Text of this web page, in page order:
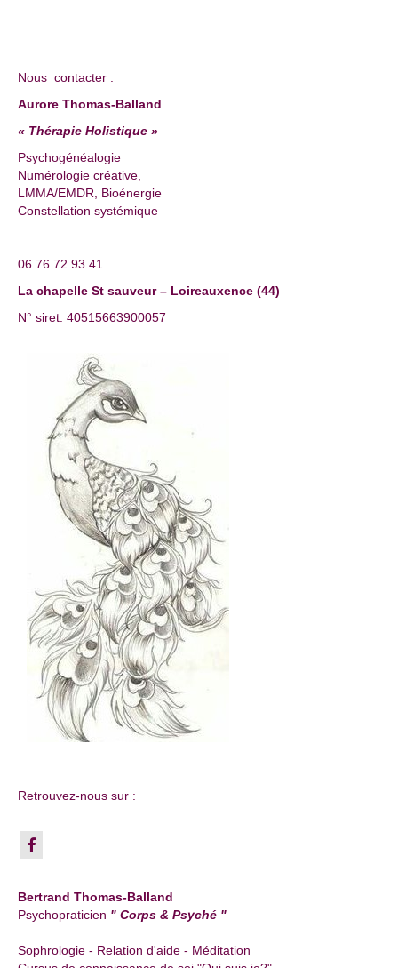
Nous contacter :
Aurore Thomas-Balland
« Thérapie Holistique »
Psychogénéalogie
Numérologie créative,
LMMA/EMDR, Bioénergie
Constellation systémique
06.76.72.93.41
La chapelle St sauveur – Loireauxence (44)
N° siret: 40515663900057
Retrouvez-nous sur :
Bertrand Thomas-Balland
Psychopraticien " Corps & Psyché "
Sophrologie - Relation d'aide - Méditation